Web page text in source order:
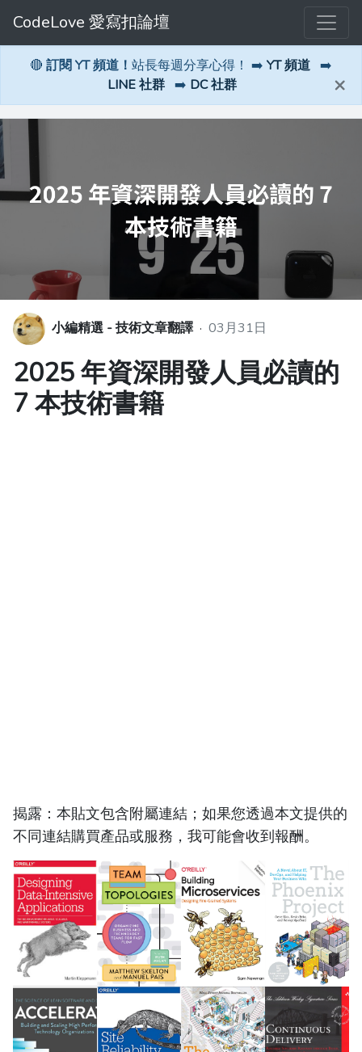
CodeLove 愛寫扣論壇
🔴 訂閱 YT 頻道！ 站長每週分享心得！ ➡️ YT 頻道 ➡️
LINE 社群 ➡️ DC 社群 ×
小編精選 - 技術文章翻譯 · 03月31日
2025 年資深開發人員必讀的
7 本技術書籍
揭露：本貼文包含附屬連結；如果您透過本文提供的
不同連結購買產品或服務，我可能會收到報酬。